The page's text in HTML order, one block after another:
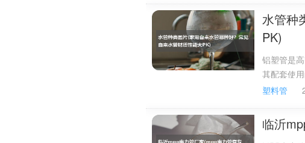
玻璃胶类别：
1、单双组份分类。硅酮玻璃胶从产品
中的水分而产生物理性质的改变；双
浆一旦混合就产生固化。市场上常见的
2、酸碱性分类。硅酮玻璃胶按酸碱性
的一般性粘接。而中性胶克服了酸性
配，故质量要求和产品档次是玻璃胶中
3、耐候胶性、防霉性分类。耐候硅酮
水管种
PK)
铝塑管是
其配套使
PP-R管长
人体的健
成渗漏。
塑料管
临沂